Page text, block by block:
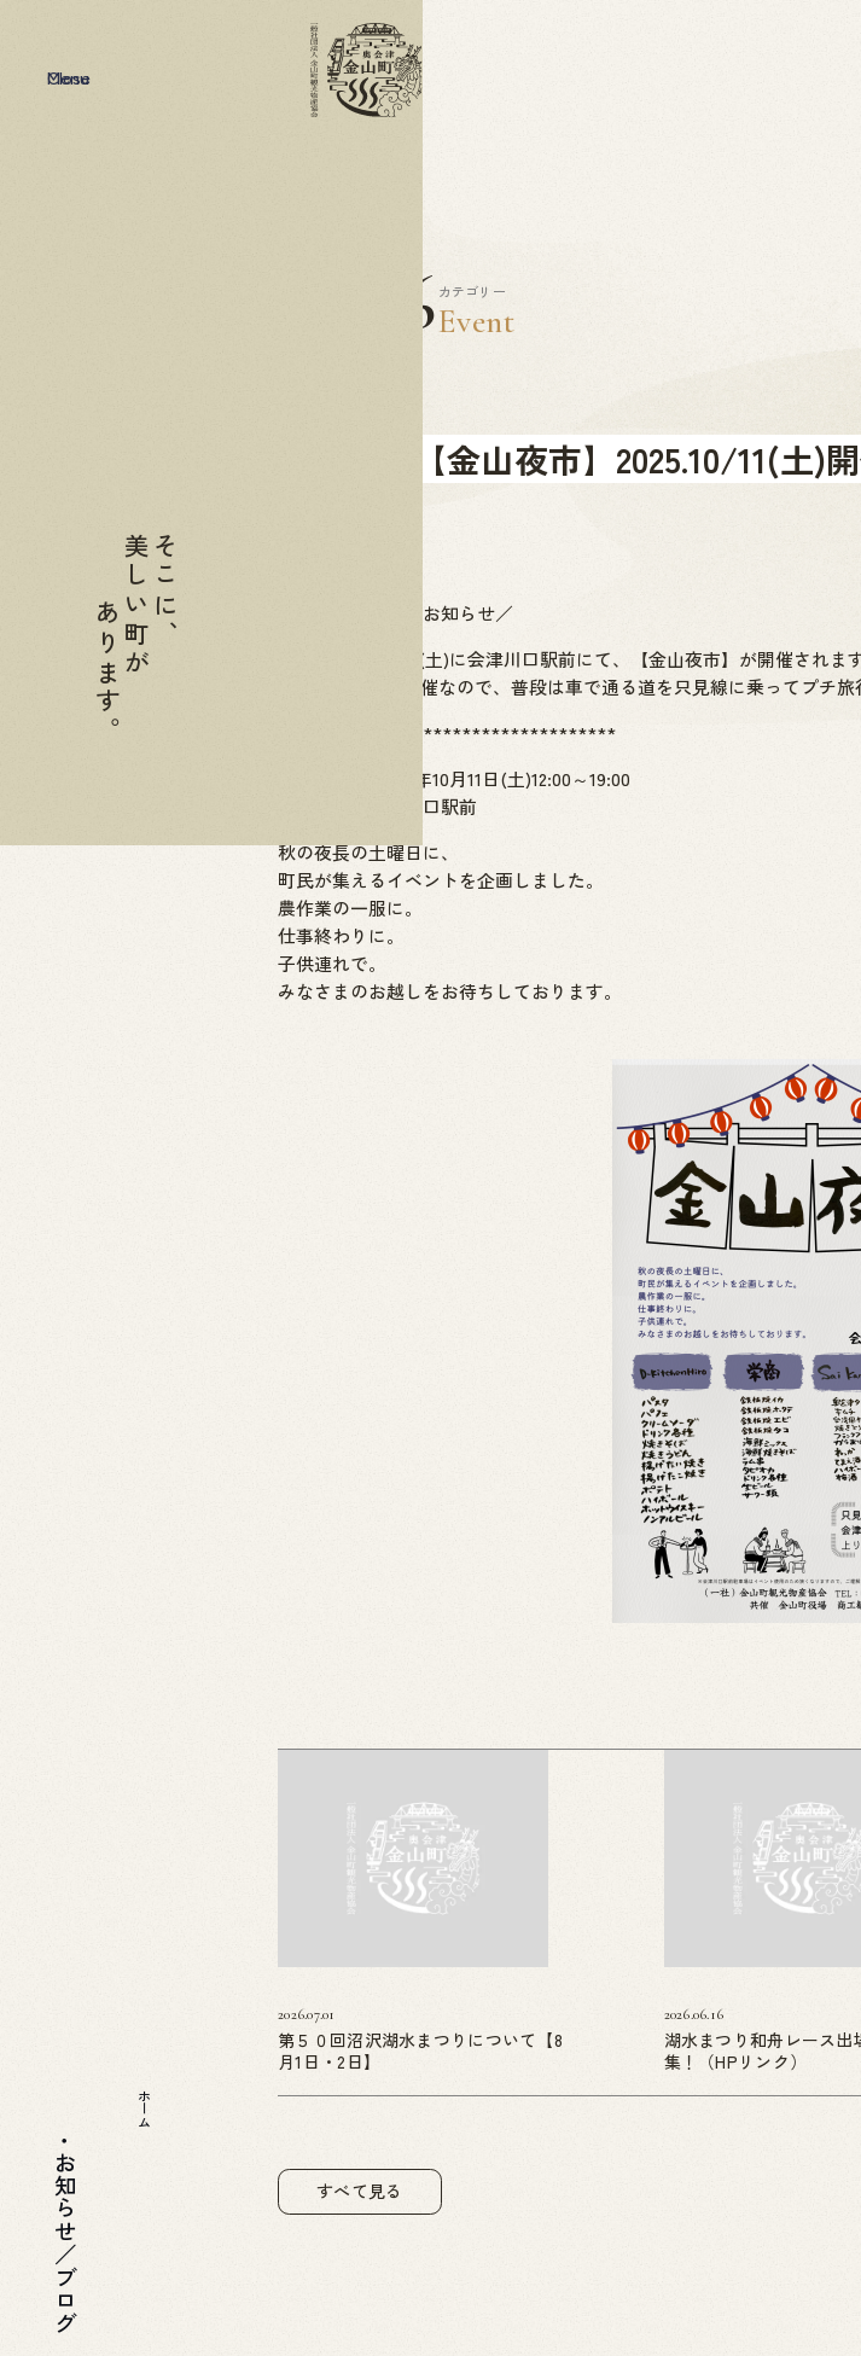
10.06 カテゴリー
Event
初開催！【金山夜市】2025.10/11(土)
＼【金山夜市】のお知らせ／
今週末、10月11日(土)に会津川口駅前にて、【金山夜市】が開催されま
お昼12時からの開催なので、普段は車で通る道を只見線に乗ってプチ
***********************************
開催日時：令和7年10月11日(土)12:00～19:00
開催場所：会津川口駅前
秋の夜長の土曜日に、
町民が集えるイベントを企画しました。
農作業の一服に。
仕事終わりに。
子供連れで。
みなさまのお越しをお待ちしております。
2026.07.01
第５０回沼沢湖水まつりについて【8
月1日・2日】
2026.06.16
湖水まつり和舟レース出
集！（HPリンク）
すべて見る
ホーム
お知らせ／ブログ
そこに、
美しい町が
あります。
Menu
Close